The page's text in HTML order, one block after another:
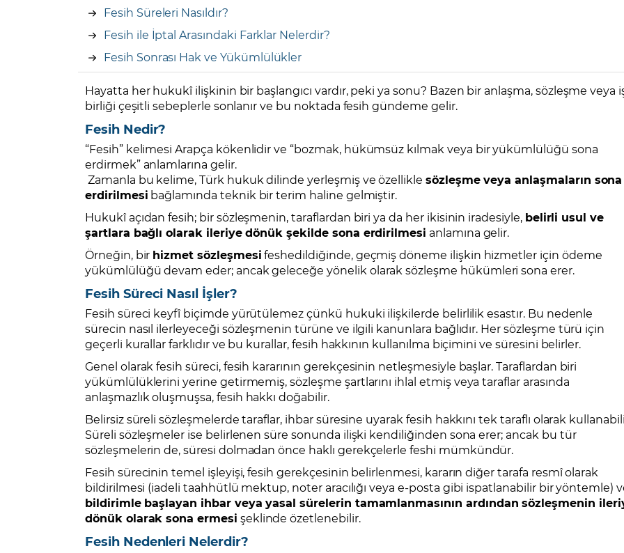
Fesih Süreleri Nasıldır?
Fesih ile İptal Arasındaki Farklar Nelerdir?
Fesih Sonrası Hak ve Yükümlülükler
Hayatta her hukukî ilişkinin bir başlangıcı vardır, peki ya sonu? Bazen bir anlaşma, sözleşme veya
birliği çeşitli sebeplerle sonlanır ve bu noktada fesih gündeme gelir.
Fesih Nedir?
“Fesih” kelimesi Arapça kökenlidir ve “bozmak, hükümsüz kılmak veya bir yükümlülüğü sona
erdirmek” anlamlarına gelir.
Zamanla bu kelime, Türk hukuk dilinde yerleşmiş ve özellikle sözleşme veya anlaşmaların sona
erdirilmesi bağlamında teknik bir terim haline gelmiştir.
Hukukî açıdan fesih; bir sözleşmenin, taraflardan biri ya da her ikisinin iradesiyle, belirli usul ve
şartlara bağlı olarak ileriye dönük şekilde sona erdirilmesi anlamına gelir.
Örneğin, bir hizmet sözleşmesifeshedildiğinde, geçmiş döneme ilişkin hizmetler için ödeme
yükümlülüğü devam eder; ancak geleceğe yönelik olarak sözleşme hükümleri sona erer.
Fesih Süreci Nasıl İşler?
Fesih süreci keyfî biçimde yürütülemez çünkü hukuki ilişkilerde belirlilik esastır. Bu nedenle
sürecin nasıl ilerleyeceği sözleşmenin türüne ve ilgili kanunlara bağlıdır. Her sözleşme türü için
geçerli kurallar farklıdır ve bu kurallar, fesih hakkının kullanılma biçimini ve süresini belirler.
Genel olarak fesih süreci, fesih kararının gerekçesinin netleşmesiyle başlar. Taraflardan biri
yükümlülüklerini yerine getirmemiş, sözleşme şartlarını ihlal etmiş veya taraflar arasında
anlaşmazlık oluşmuşsa, fesih hakkı doğabilir.
Belirsiz süreli sözleşmelerde taraflar, ihbar süresine uyarak fesih hakkını tek taraflı olarak
Süreli sözleşmeler ise belirlenen süre sonunda ilişki kendiliğinden sona erer; ancak bu tür
sözleşmelerin de, süresi dolmadan önce haklı gerekçelerle feshi mümkündür.
Fesih sürecinin temel işleyişi, fesih gerekçesinin belirlenmesi, kararın diğer tarafa resmî olarak
bildirilmesi (iadeli taahhütlü mektup, noter aracılığı veya e-posta gibi ispatlanabilir bir yöntemle)
bildirimle başlayan ihbar veya yasal sürelerin tamamlanmasının ardından sözleşmenin
dönük olarak sona ermesi şeklinde özetlenebilir.
Fesih Nedenleri Nelerdir?